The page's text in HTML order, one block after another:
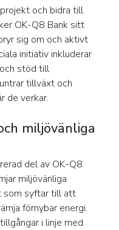
och bidra till
OK-Q8 Bank sitt
sig om och aktivt
initiativ inkluderar
stöd till
tillväxt och
de verkar.
miljövänliga
del av OK-Q8
miljövänliga
som syftar till att
förnybar energi.
i linje med